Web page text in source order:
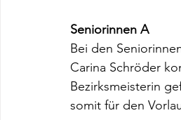
Seniorinnen A
Bei den
Carina Schröder
Bezirksmeisterin
somit für den